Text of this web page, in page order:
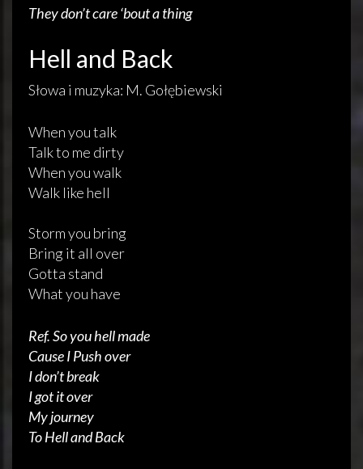
They don’t care ‘bout a thing
Hell and Back
Słowa i muzyka: M. Gołębiewski
When you talk
Talk to me dirty
When you walk
Walk like hell
Storm you bring
Bring it all over
Gotta stand
What you have
Ref. So you hell made
Cause I Push over
I don’t break
I got it over
My journey
To Hell and Back